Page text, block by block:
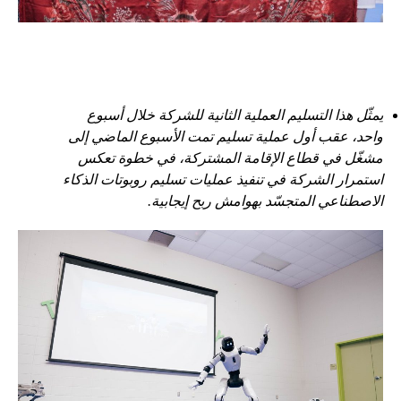
يمثّل هذا التسليم العملية الثانية للشركة خلال أسبوع
واحد، عقب أول عملية تسليم تمت الأسبوع الماضي إلى
مشغّل في قطاع الإقامة المشتركة، في خطوة تعكس
استمرار الشركة في تنفيذ عمليات تسليم روبوتات الذكاء
الاصطناعي المتجسّد بهوامش ربح إيجابية.